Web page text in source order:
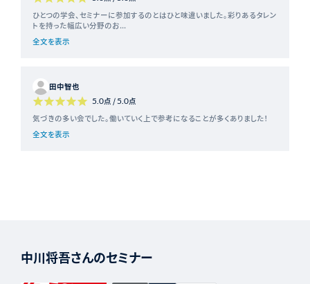
ひとつの学会、セミナーに参加するのとはひと味違いました。彩りあるタレン
トを持った幅広い分野のお...
全文を表示
田中智也
5.0点 / 5.0点
気づきの多い会でした。働いていく上で参考になることが多くありました！
全文を表示
中川将吾さんのセミナー